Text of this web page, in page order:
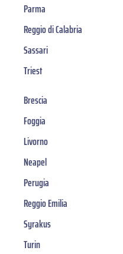
Parma
Reggio di Calabria
Sassari
Triest
Brescia
Foggia
Livorno
Neapel
Perugia
Reggio Emilia
Syrakus
Turin